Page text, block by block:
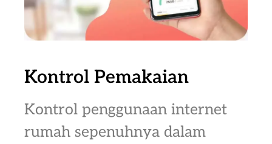
Kontrol Pemakaian
Kontrol penggunaan internet
rumah sepenuhnya dalam